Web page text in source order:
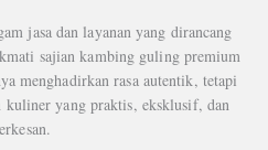
jasa dan layanan yang dirancang
sajian kambing guling premium
menghadirkan rasa autentik, tetapi
kuliner yang praktis, eksklusif, dan